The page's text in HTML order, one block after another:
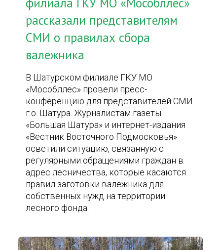
рассказали представителям
СМИ о правилах сбора
валежника
В Шатурском филиале ГКУ МО
«Мособллес» провели пресс-
конференцию для представителей СМИ
г.о. Шатура. Журналистам газеты
«Большая Шатура» и интернет-издания
«Вестник Восточного Подмосковья»
осветили ситуацию, связанную с
регулярными обращениями граждан в
адрес лесничества, которые касаются
правил заготовки валежника для
собственных нужд на территории
лесного фонда.